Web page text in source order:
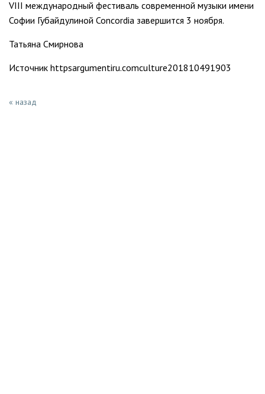
VIII международный фестиваль современной музыки имени
Софии Губайдулиной Concordia завершится 3 ноября.
Татьяна Смирнова
Источник httpsargumentiru.comculture201810491903
« назад